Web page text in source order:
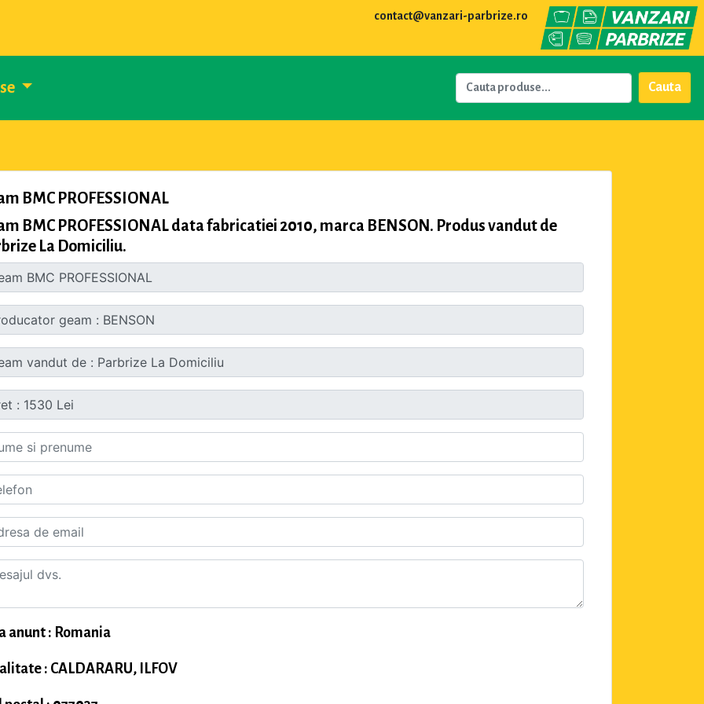
contact@vanzari-parbrize.ro
Cauta
BMC PROFESSIONAL
BMC PROFESSIONAL data fabricatiei 2010, marca BENSON. Produs vandut de
La Domiciliu.
anunt : Romania
: CALDARARU, ILFOV